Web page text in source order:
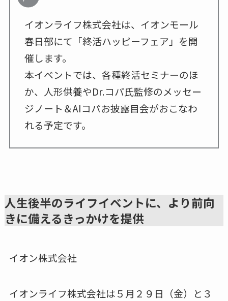
イオンライフ株式会社は、イオンモール
春日部にて「終活ハッピーフェア」を開
催します。
本イベントでは、各種終活セミナーのほ
か、人形供養やDr.コパ氏監修のメッセー
ジノート＆AIコパお披露目会がおこなわ
れる予定です。
人生後半のライフイベントに、より前向
きに備えるきっかけを提供
イオン株式会社
イオンライフ株式会社は５月２９日（金）と３